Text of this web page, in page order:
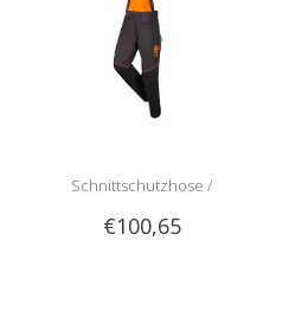
Schnittschutzhose /
Schnittschutzlatzhose Sip
€100,65